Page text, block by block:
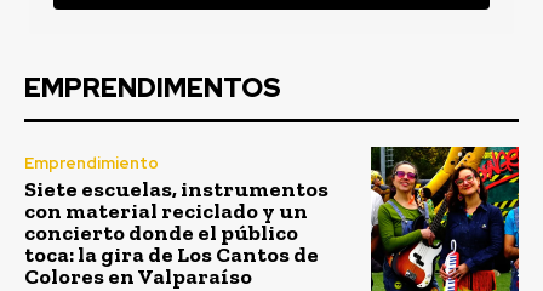
EMPRENDIMENTOS
Emprendimiento
Siete escuelas, instrumentos
con material reciclado y un
concierto donde el público
toca: la gira de Los Cantos de
Colores en Valparaíso